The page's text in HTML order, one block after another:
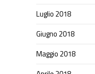
Luglio 2018
Giugno 2018
Maggio 2018